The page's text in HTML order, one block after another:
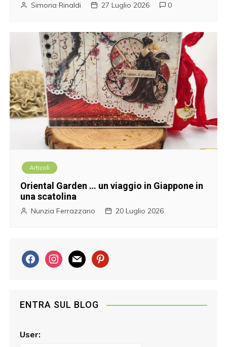
Simona Rinaldi 27 Luglio 2026 0
Articoli
Oriental Garden … un viaggio in Giappone in
una scatolina
Nunzia Ferrazzano 20 Luglio 2026
f
a
b
o
i
n
a
m
a
p
e
ENTRA SUL BLOG
User: